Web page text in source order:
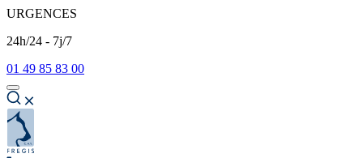
URGENCES
24h/24 - 7j/7
01 49 85 83 00